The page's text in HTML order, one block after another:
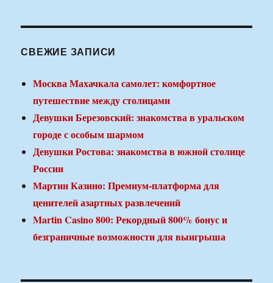
СВЕЖИЕ ЗАПИСИ
Москва Махачкала самолет: комфортное
путешествие между столицами
Девушки Березовский: знакомства в уральском
городе с особым шармом
Девушки Ростова: знакомства в южной столице
России
Мартин Казино: Премиум-платформа для
ценителей азартных развлечений
Martin Casino 800: Рекордный 800% бонус и
безграничные возможности для выигрыша